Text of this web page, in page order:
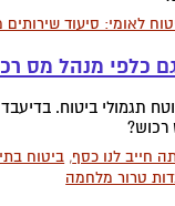
לאומי: סיעוד שירותים
תגמולי ביטוח.
חייב לנו כסף, ביטוח
טרור מלחמה